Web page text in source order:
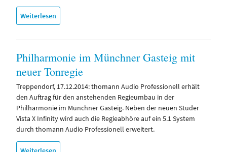
Weiterlesen
Philharmonie im Münchner Gasteig mit
neuer Tonregie
Treppendorf, 17.12.2014: thomann Audio Professionell erhält
den Auftrag für den anstehenden Regieumbau in der
Philharmonie im Münchner Gasteig. Neben der neuen Studer
Vista X Infinity wird auch die Regieabhöre auf ein 5.1 System
durch thomann Audio Professionell erweitert.